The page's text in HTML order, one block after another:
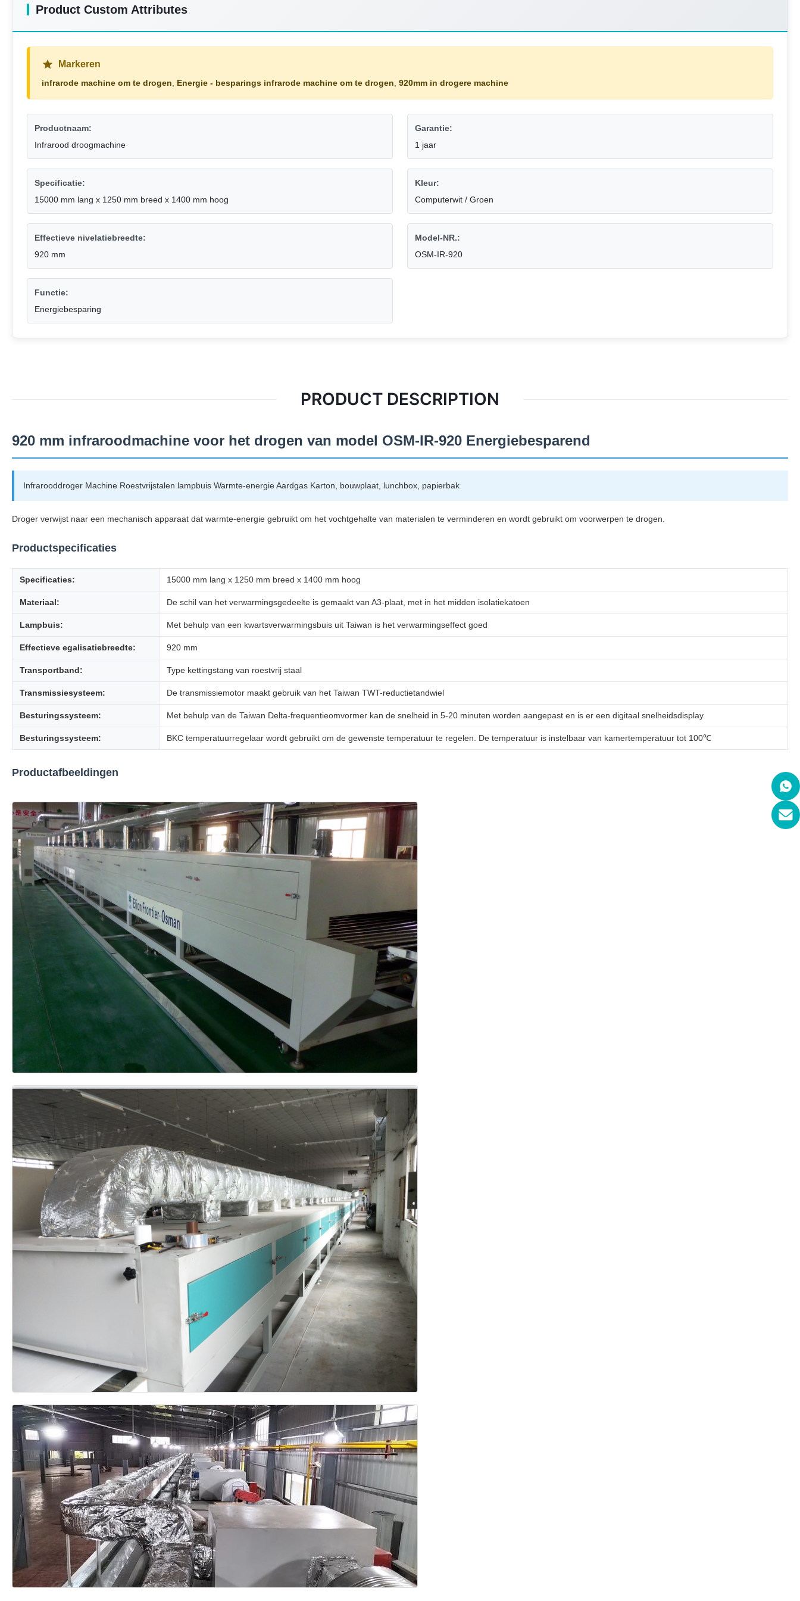
Product Custom Attributes
Markeren
infrarode machine om te drogen Energie - besparings infrarode machine om te drogen 920mm in drogere machine
Productnaam:
Infrarood droogmachine
Garantie:
1 jaar
Specificatie:
15000 mm lang x 1250 mm breed x 1400 mm hoog
Kleur:
Computerwit / Groen
Effectieve nivelatiebreedte:
920 mm
Model-NR.:
OSM-IR-920
Functie:
Energiebesparing
PRODUCT DESCRIPTION
920 mm infraroodmachine voor het drogen van model OSM-IR-920 Energiebesparend
Infrarooddroger Machine Roestvrijstalen lampbuis Warmte-energie Aardgas Karton, bouwplaat, lunchbox, papierbak
Droger verwijst naar een mechanisch apparaat dat warmte-energie gebruikt om het vochtgehalte van materialen te verminderen en wordt gebruikt om voorwerpen te drogen.
Productspecificaties
Specificaties: 15000 mm lang x 1250 mm breed x 1400 mm hoog
Materiaal: De schil van het verwarmingsgedeelte is gemaakt van A3-plaat, met in het midden isolatiekatoen
Lampbuis: Met behulp van een kwartsverwarmingsbuis uit Taiwan is het verwarmingseffect goed
Effectieve egalisatiebreedte: 920 mm
Transportband: Type kettingstang van roestvrij staal
Transmissiesysteem: De transmissiemotor maakt gebruik van het Taiwan TWT-reductietandwiel
Besturingssysteem: Met behulp van de Taiwan Delta-frequentieomvormer kan de snelheid in 5-20 minuten worden aangepast en is er een digitaal snelheidsdisplay
Besturingssysteem: BKC temperatuurregelaar wordt gebruikt om de gewenste temperatuur te regelen. De temperatuur is instelbaar van kamertemperatuur tot 100℃
Productafbeeldingen